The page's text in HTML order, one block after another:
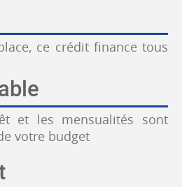
ce crédit finance tous
et les mensualités sont
votre budget